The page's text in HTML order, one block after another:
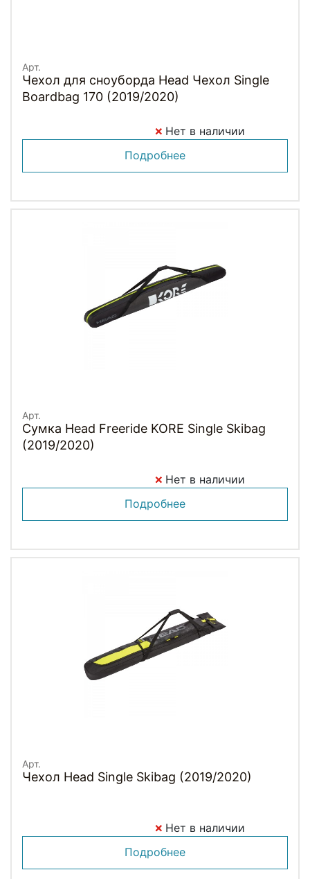
Арт.
Чехол для сноуборда Head Чехол Single
Boardbag 170 (2019/2020)
Нет в наличии
Подробнее
Арт.
Сумка Head Freeride KORE Single Skibag
(2019/2020)
Нет в наличии
Подробнее
Арт.
Чехол Head Single Skibag (2019/2020)
Нет в наличии
Подробнее